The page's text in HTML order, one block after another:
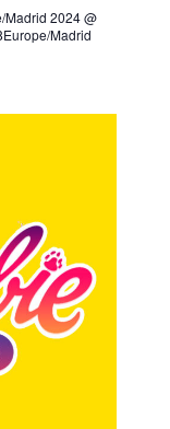
2024 @
Madrid